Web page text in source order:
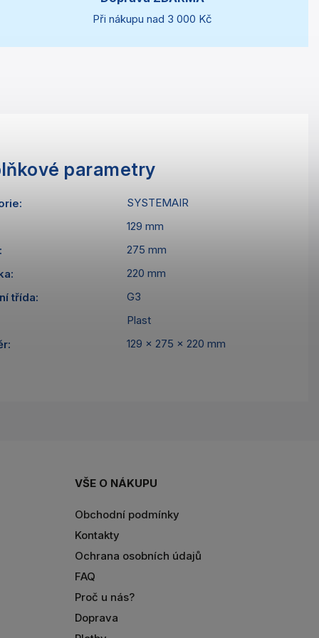
Při nákupu nad 3 000 Kč
parametry
:
SYSTEMAIR
129 mm
:
275 mm
:
220 mm
třída:
G3
Plast
: 129 x 275 x 220 mm
VŠE O NÁKUPU
Obchodní podmínky
Kontakty
Ochrana osobních údajů
FAQ
Proč u nás?
Doprava